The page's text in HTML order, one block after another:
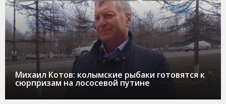
Михаил Котов: колымские рыбаки готовятся к
сюрпризам на лососевой путине